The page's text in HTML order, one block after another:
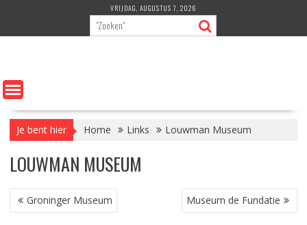
de
VRIJDAG, AUGUSTUS 7, 2026
Je bent hier Home Links Louwman Museum
LOUWMAN MUSEUM
BERICHT
NAVIGATIE
Groninger Museum Museum de Fundatie